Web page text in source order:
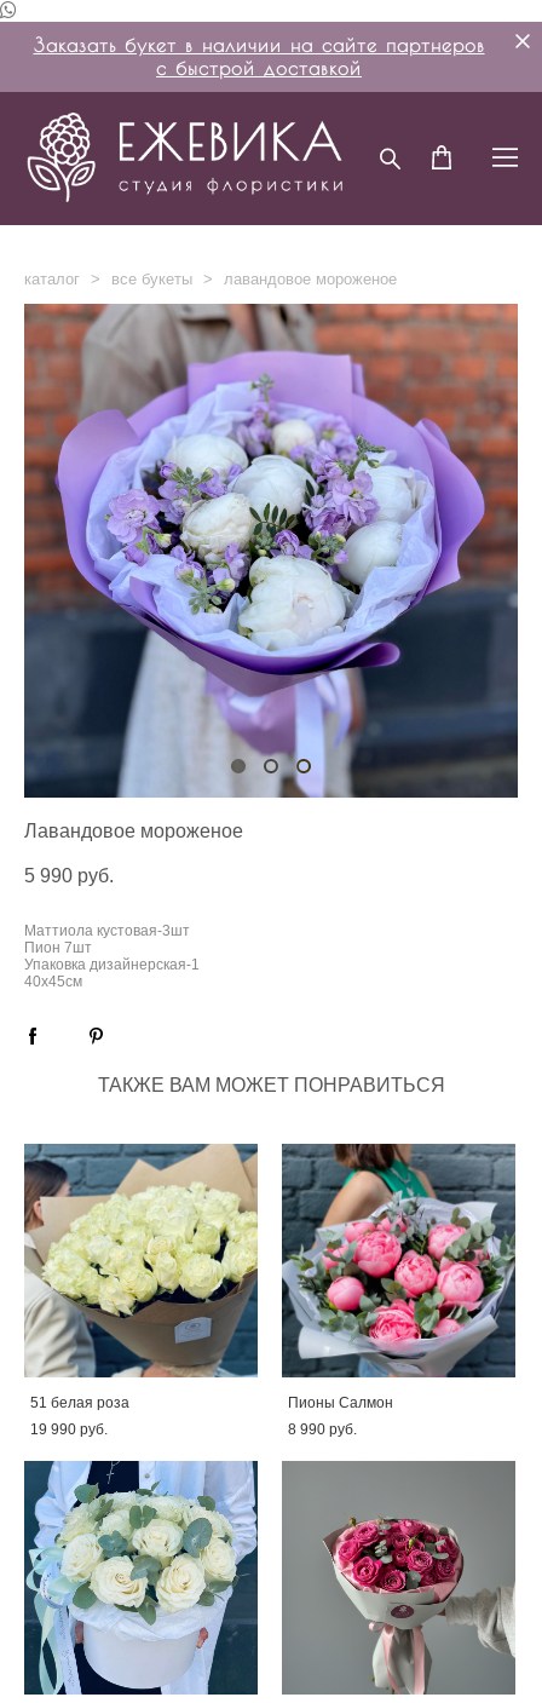
Заказать букет в наличии на сайте партнеров
с быстрой доставкой
каталог > все букеты > лавандовое мороженое
Лавандовое мороженое
5 990 pуб.
Маттиола кустовая-3шт
Пион 7шт
Упаковка дизайнерская-1
40х45см
ТАКЖЕ ВАМ МОЖЕТ ПОНРАВИТЬСЯ
51 белая роза
19 990 pуб.
Пионы Салмон
8 990 pуб.